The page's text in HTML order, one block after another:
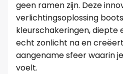
geen ramen zijn. Deze
verlichtingsoplossing
kleurschakeringen, diepte
echt zonlicht na en
aangename sfeer waarin
voelt.